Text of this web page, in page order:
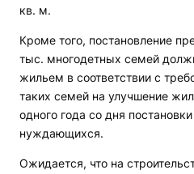
кв. м.
Кроме того, постановление
тыс. многодетных семей
жильем в соответствии с
таких семей на улучшение
одного года со дня
нуждающихся.
Ожидается, что на